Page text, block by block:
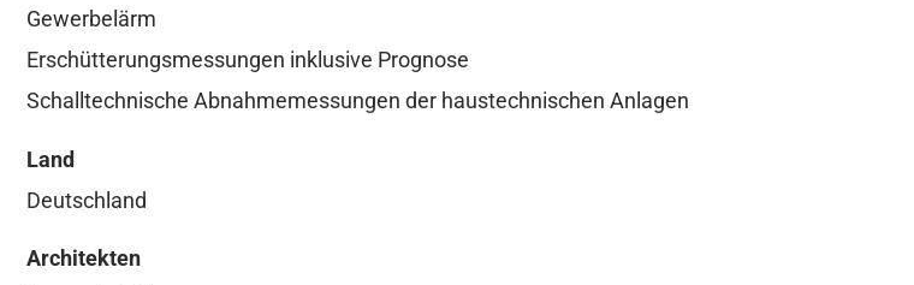
Gewerbelärm
Erschütterungsmessungen inklusive Prognose
Schalltechnische Abnahmemessungen der haustechnischen Anlagen
Land
Deutschland
Architekten